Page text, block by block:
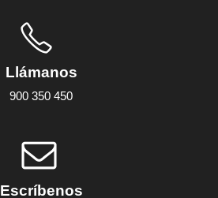
Llámanos
900 350 450
Escríbenos